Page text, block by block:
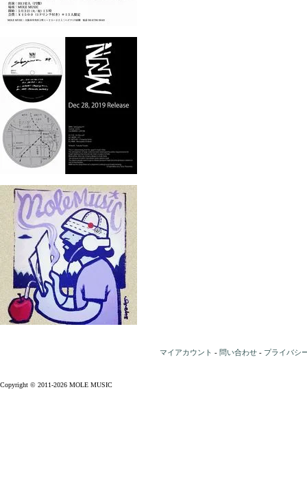
マイアカウント - 問い合わせ - プライバシ
Copyright © 2011-2026 MOLE MUSIC